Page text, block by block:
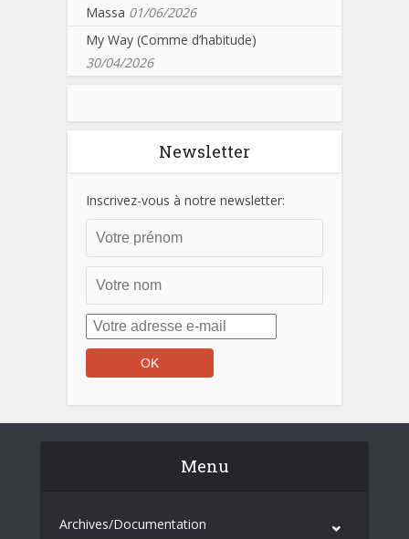
Massa 01/06/2026
My Way (Comme d’habitude)
30/04/2026
Newsletter
Inscrivez-vous à notre newsletter:
Menu
Archives/Documentation